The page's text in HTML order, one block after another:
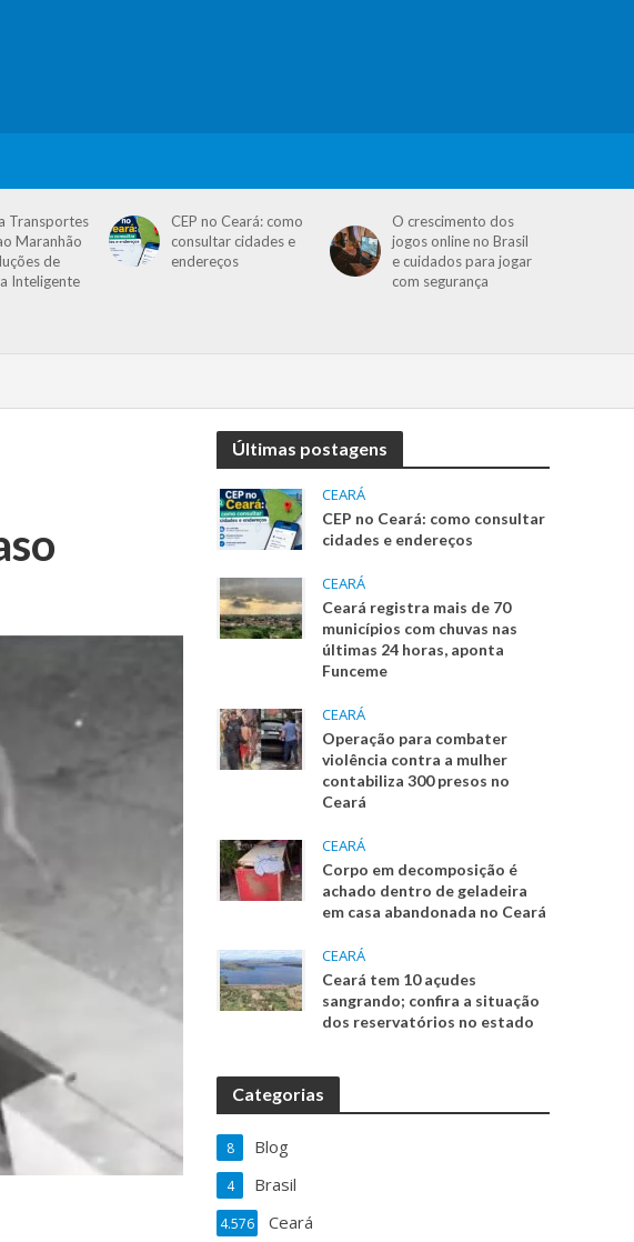
Transportes
Maranhão
de
Inteligente
CEP no Ceará: como
consultar cidades e
endereços
O crescimento dos
jogos online no Brasil
e cuidados para jogar
com segurança
Últimas postagens
CEARÁ
CEP no Ceará: como consultar
cidades e endereços
CEARÁ
Ceará registra mais de 70
municípios com chuvas nas
últimas 24 horas, aponta
Funceme
CEARÁ
Operação para combater
violência contra a mulher
contabiliza 300 presos no
Ceará
CEARÁ
Corpo em decomposição é
achado dentro de geladeira
em casa abandonada no Ceará
CEARÁ
Ceará tem 10 açudes
sangrando; confira a situação
dos reservatórios no estado
Categorias
Blog
8
Brasil
4
Ceará
4.576